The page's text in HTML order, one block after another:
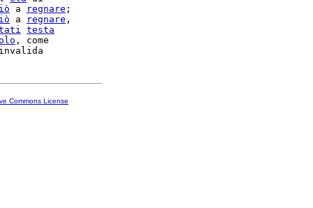
a regnare ;
a regnare ,
testa
, come
Commons License